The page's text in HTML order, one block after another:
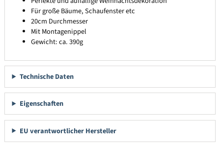
Für große Bäume, Schaufenster etc
20cm Durchmesser
Mit Montagenippel
Gewicht: ca. 390g
Technische Daten
Eigenschaften
EU verantwortlicher Hersteller